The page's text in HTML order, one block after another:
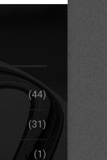
(44)
(31)
(1)